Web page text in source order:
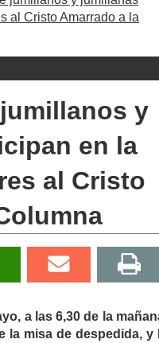
al Cristo Amarrado a la
y
en la
al Cristo
a las 6,30 de la
la misa de despedida, y